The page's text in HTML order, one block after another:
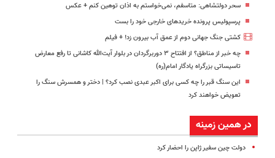
سحر دولتشاهی: متاسفم، نمی‌خواستم به اذان توهین کنم +‌ عکس
پرسپولیس پرونده خریدهای خارجی خود را بست
کشتی‌ جنگ جهانی دوم از عمق آب بیرون زد! + فیلم
چه خبر از مناطق؟ از افتتاح ۳ دوربرگردان‌ در بلوار آیت‌الله کاشانی تا رفع معارض
تاسیساتی بزرگراه یادگار امام(ره)
این سنگ قبر را چه کسی برای اکبر عبدی نصب کرد؟ | دختر و همسرش سنگ را
تعویض خواهند کرد
در همین زمینه
دولت چین سفیر ژاپن را احضار کرد